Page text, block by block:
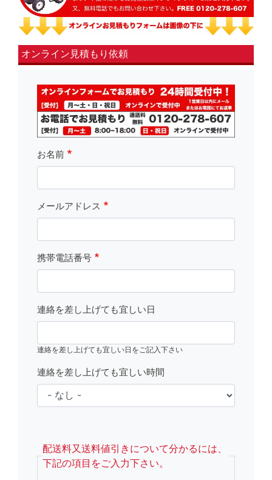
オンライン見積もり依頼
fsLeft
お名前
メールアドレス
携帯電話番号
連絡を差し上げても宜しい日
連絡を差し上げても宜しい日をご記入下さい
連絡を差し上げても宜しい時間
配送料又送料値引きについて分かるには、
下記の項目をご入力下さい。